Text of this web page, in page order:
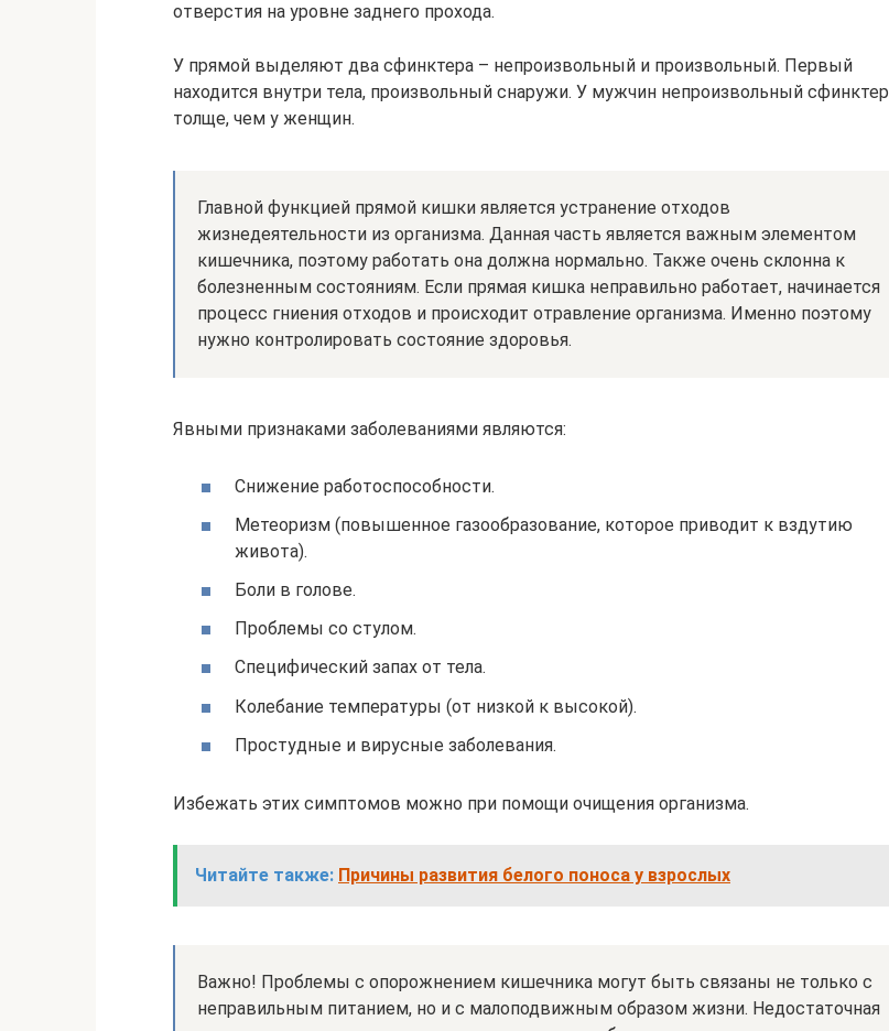
отверстия на уровне заднего прохода.
У прямой выделяют два сфинктера – непроизвольный и произвольный. Первый
находится внутри тела, произвольный снаружи. У мужчин непроизвольный сфинктер
толще, чем у женщин.
Главной функцией прямой кишки является устранение отходов
жизнедеятельности из организма. Данная часть является важным элементом
кишечника, поэтому работать она должна нормально. Также очень склонна к
болезненным состояниям. Если прямая кишка неправильно работает, начинается
процесс гниения отходов и происходит отравление организма. Именно поэтому
нужно контролировать состояние здоровья.
Явными признаками заболеваниями являются:
Снижение работоспособности.
Метеоризм (повышенное газообразование, которое приводит к вздутию
живота).
Боли в голове.
Проблемы со стулом.
Специфический запах от тела.
Колебание температуры (от низкой к высокой).
Простудные и вирусные заболевания.
Избежать этих симптомов можно при помощи очищения организма.
Читайте также: Причины развития белого поноса у взрослых
Важно! Проблемы с опорожнением кишечника могут быть связаны не только с
неправильным питанием, но и с малоподвижным образом жизни. Недостаточная